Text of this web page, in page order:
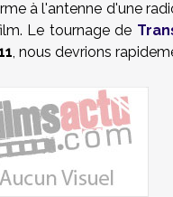
à l'antenne d'une
Le tournage de
, nous devrions